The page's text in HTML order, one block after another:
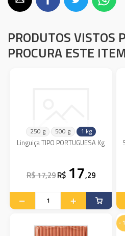
PRODUTOS VISTOS
PROCURA ESTE ITEM
250 g 500 g 1 kg
Linguiça TIPO PORTUGUESA Kg
R$ 17,29R$ 17,29
-